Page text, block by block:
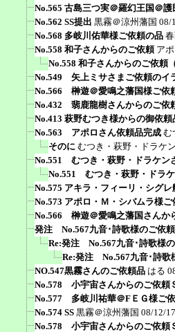
No.565 古島三つ実＠羅幻王国＠
No.562 SS提出 黒霧＠涼州藩国 08/
No.568 多岐川佑華様ご依頼の品
No.558 和子さんからのご依頼 ア
No.558 和子さんからのご依頼
No.549 矢上ミサさまご依頼のイ
No.566 榊遊＠愛鳴之藩国様ご依
No.432 翡鹿龍樹さんからのご依
No.413 萩野むつき様からの御依頼
No.563 アポロさん依頼品完成 む
そのに むつき・萩野・ドラケ
No.551 むつき・萩野・ドラケン
No.551 むつき・萩野・ドラ
No.575 アキラ・フィーリ・シグ
No.573 アポロ・Ｍ・シバムラ様ご
No.566 榊遊＠愛鳴之藩国さんか
発注 No.567九音･詩歌様のご依
Re:発注 No.567九音･詩歌様の
Re:発注 No.567九音･詩歌
NO.547黒霧さんのご依頼品 はる
No.578 小宇宙さんからのご依頼
No.577 多岐川祐華＠FＥＧ様ご
No.574 SS 黒霧＠涼州藩国 08/12/
No.578 小宇宙さんからのご依頼